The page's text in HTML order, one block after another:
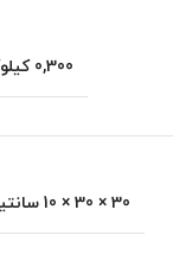
0,300 کیلوگرم
30 × 30 × 10 سانتیمتر